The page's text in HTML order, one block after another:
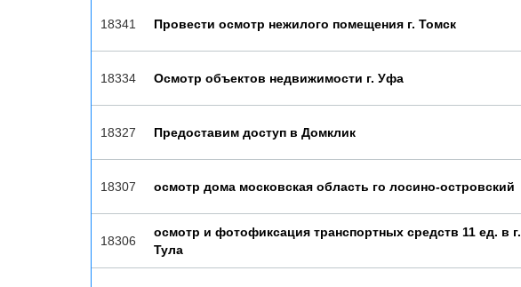
18341 Провести осмотр нежилого помещения г. Томск
18334 Осмотр объектов недвижимости г. Уфа
18327 Предоставим доступ в Домклик
18307 осмотр дома московская область го лосино-островский
18306
осмотр и фотофиксация транспортных средств 11 ед. в г.
Тула